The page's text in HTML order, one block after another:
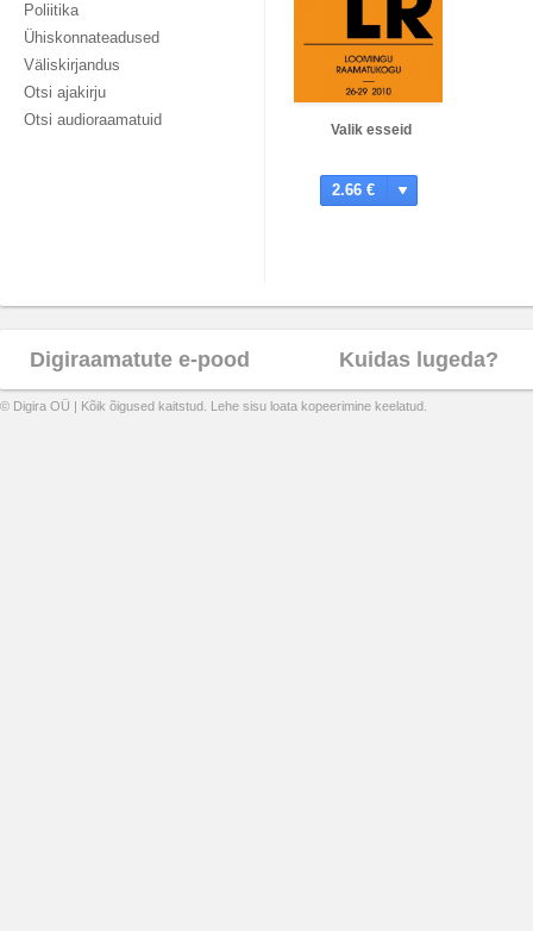
Poliitika
Ühiskonnateadused
Väliskirjandus
Otsi ajakirju
Otsi audioraamatuid
Valik esseid
2.66 €
Digiraamatute e-pood Kuidas lugeda?
© Digira OÜ | Kõik õigused kaitstud. Lehe sisu loata kopeerimine keelatud.